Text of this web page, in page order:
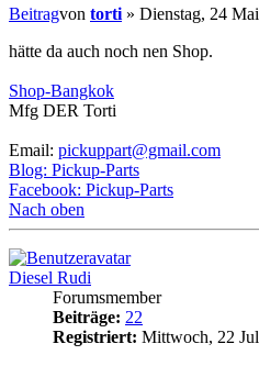
Beitragvon torti » Dienstag, 24
hätte da auch noch nen Shop.
Shop-Bangkok
Mfg DER Torti
Email: pickuppart@gmail.com
Blog: Pickup-Parts
Facebook: Pickup-Parts
Nach oben
Diesel Rudi
Forumsmember
Beiträge: 22
Registriert: Mittwoch, 22